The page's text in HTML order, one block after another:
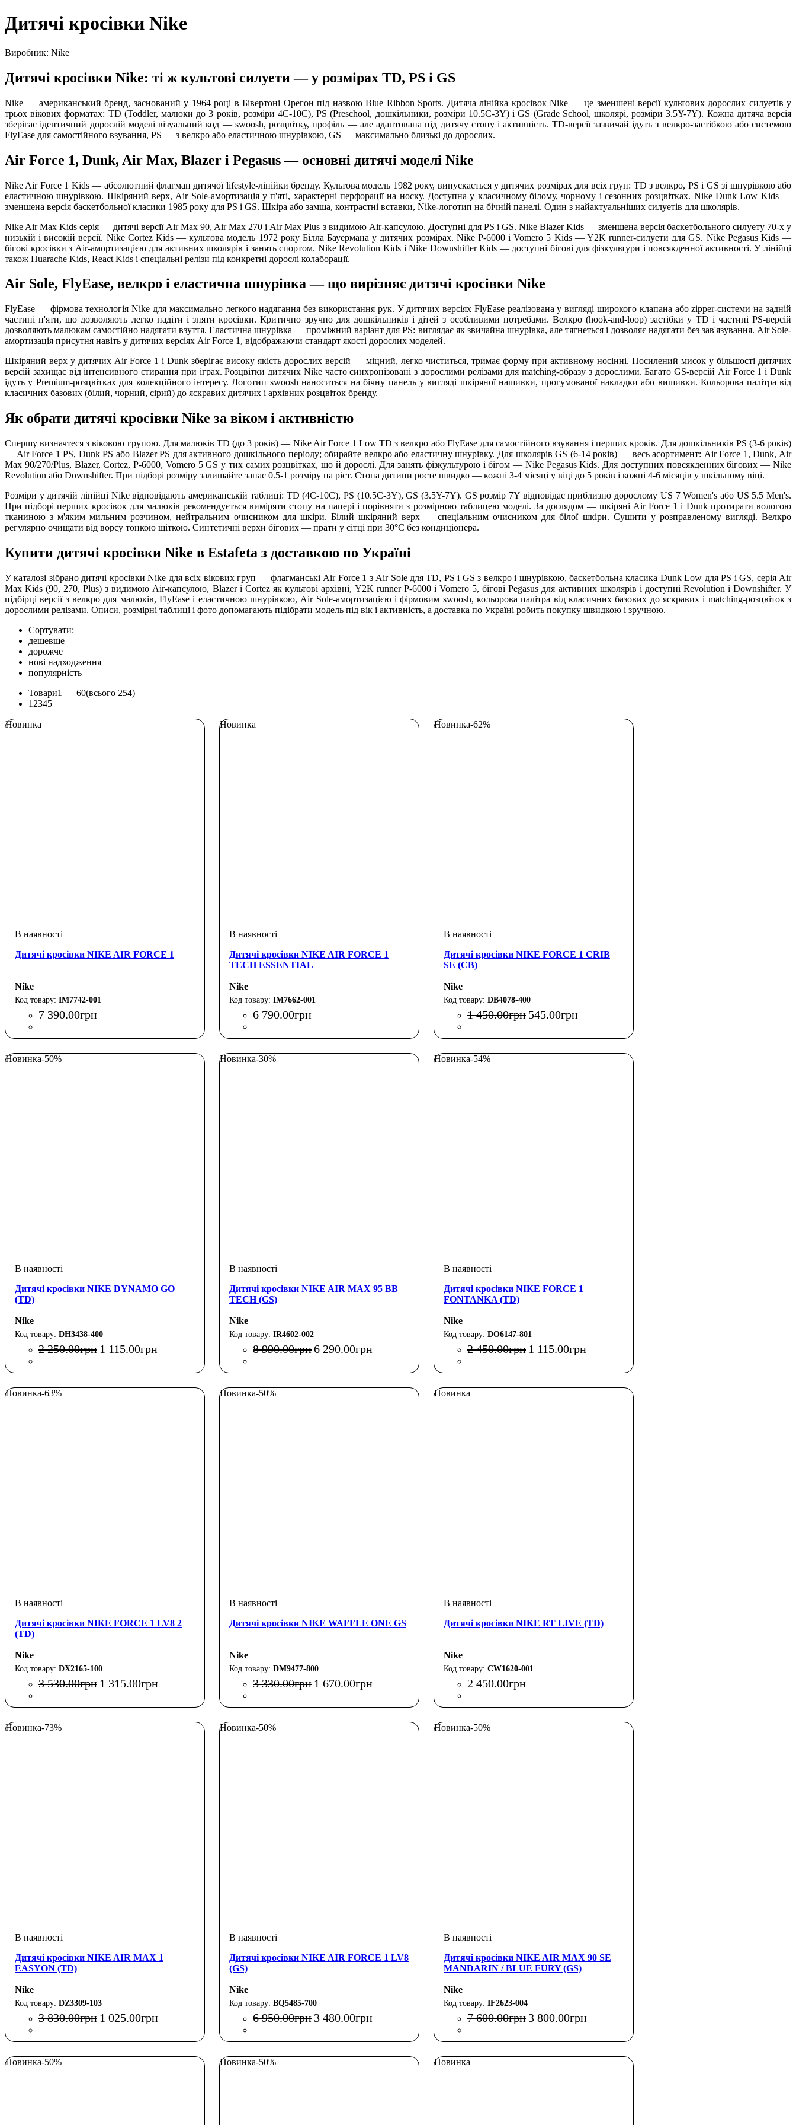
Дитячі кросівки Nike
Виробник: Nike
Дитячі кросівки Nike: ті ж культові силуети — у розмірах TD, PS і GS
Nike — американський бренд, заснований у 1964 році в Бівертоні Орегон під назвою Blue Ribbon Sports. Дитяча лінійка кросівок Nike — це зменшені версії культових дорослих силуетів у
трьох вікових форматах: TD (Toddler, малюки до 3 років, розміри 4C-10C), PS (Preschool, дошкільники, розміри 10.5C-3Y) і GS (Grade School, школярі, розміри 3.5Y-7Y). Кожна дитяча версія
зберігає ідентичний дорослій моделі візуальний код — swoosh, розцвітку, профіль — але адаптована під дитячу стопу і активність. TD-версії зазвичай ідуть з велкро-застібкою або системою
FlyEase для самостійного взування, PS — з велкро або еластичною шнурівкою, GS — максимально близькі до дорослих.
Air Force 1, Dunk, Air Max, Blazer і Pegasus — основні дитячі моделі Nike
Nike Air Force 1 Kids — абсолютний флагман дитячої lifestyle-лінійки бренду. Культова модель 1982 року, випускається у дитячих розмірах для всіх груп: TD з велкро, PS і GS зі шнурівкою або
еластичною шнурівкою. Шкіряний верх, Air Sole-амортизація у п'яті, характерні перфорації на носку. Доступна у класичному білому, чорному і сезонних розцвітках. Nike Dunk Low Kids —
зменшена версія баскетбольної класики 1985 року для PS і GS. Шкіра або замша, контрастні вставки, Nike-логотип на бічній панелі. Один з найактуальніших силуетів для школярів.
Nike Air Max Kids серія — дитячі версії Air Max 90, Air Max 270 і Air Max Plus з видимою Air-капсулою. Доступні для PS і GS. Nike Blazer Kids — зменшена версія баскетбольного силуету 70-х у
низькій і високій версії. Nike Cortez Kids — культова модель 1972 року Білла Бауермана у дитячих розмірах. Nike P-6000 і Vomero 5 Kids — Y2K runner-силуети для GS. Nike Pegasus Kids —
бігові кросівки з Air-амортизацією для активних школярів і занять спортом. Nike Revolution Kids і Nike Downshifter Kids — доступні бігові для фізкультури і повсякденної активності. У лінійці
також Huarache Kids, React Kids і спеціальні релізи під конкретні дорослі колаборації.
Air Sole, FlyEase, велкро і еластична шнурівка — що вирізняє дитячі кросівки Nike
FlyEase — фірмова технологія Nike для максимально легкого надягання без використання рук. У дитячих версіях FlyEase реалізована у вигляді широкого клапана або zipper-системи на задній
частині п'яти, що дозволяють легко надіти і зняти кросівки. Критично зручно для дошкільників і дітей з особливими потребами. Велкро (hook-and-loop) застібки у TD і частині PS-версій
дозволяють малюкам самостійно надягати взуття. Еластична шнурівка — проміжний варіант для PS: виглядає як звичайна шнурівка, але тягнеться і дозволяє надягати без зав'язування. Air Sole-
амортизація присутня навіть у дитячих версіях Air Force 1, відображаючи стандарт якості дорослих моделей.
Шкіряний верх у дитячих Air Force 1 і Dunk зберігає високу якість дорослих версій — міцний, легко чиститься, тримає форму при активному носінні. Посилений мисок у більшості дитячих
версій захищає від інтенсивного стирання при іграх. Розцвітки дитячих Nike часто синхронізовані з дорослими релізами для matching-образу з дорослими. Багато GS-версій Air Force 1 і Dunk
ідуть у Premium-розцвітках для колекційного інтересу. Логотип swoosh наноситься на бічну панель у вигляді шкіряної нашивки, прогумованої накладки або вишивки. Кольорова палітра від
класичних базових (білий, чорний, сірий) до яскравих дитячих і архівних розцвіток бренду.
Як обрати дитячі кросівки Nike за віком і активністю
Спершу визначтеся з віковою групою. Для малюків TD (до 3 років) — Nike Air Force 1 Low TD з велкро або FlyEase для самостійного взування і перших кроків. Для дошкільників PS (3-6 років)
— Air Force 1 PS, Dunk PS або Blazer PS для активного дошкільного періоду; обирайте велкро або еластичну шнурівку. Для школярів GS (6-14 років) — весь асортимент: Air Force 1, Dunk, Air
Max 90/270/Plus, Blazer, Cortez, P-6000, Vomero 5 GS у тих самих розцвітках, що й дорослі. Для занять фізкультурою і бігом — Nike Pegasus Kids. Для доступних повсякденних бігових — Nike
Revolution або Downshifter. При підборі розміру залишайте запас 0.5-1 розміру на ріст. Стопа дитини росте швидко — кожні 3-4 місяці у віці до 5 років і кожні 4-6 місяців у шкільному віці.
Розміри у дитячій лінійці Nike відповідають американській таблиці: TD (4C-10C), PS (10.5C-3Y), GS (3.5Y-7Y). GS розмір 7Y відповідає приблизно дорослому US 7 Women's або US 5.5 Men's.
При підборі перших кросівок для малюків рекомендується виміряти стопу на папері і порівняти з розмірною таблицею моделі. За доглядом — шкіряні Air Force 1 і Dunk протирати вологою
тканиною з м'яким мильним розчином, нейтральним очисником для шкіри. Білий шкіряний верх — спеціальним очисником для білої шкіри. Сушити у розправленому вигляді. Велкро
регулярно очищати від ворсу тонкою щіткою. Синтетичні верхи бігових — прати у сітці при 30°C без кондиціонера.
Купити дитячі кросівки Nike в Estafeta з доставкою по Україні
У каталозі зібрано дитячі кросівки Nike для всіх вікових груп — флагманські Air Force 1 з Air Sole для TD, PS і GS з велкро і шнурівкою, баскетбольна класика Dunk Low для PS і GS, серія Air
Max Kids (90, 270, Plus) з видимою Air-капсулою, Blazer і Cortez як культові архівні, Y2K runner P-6000 і Vomero 5, бігові Pegasus для активних школярів і доступні Revolution і Downshifter. У
підбірці версії з велкро для малюків, FlyEase і еластичною шнурівкою, Air Sole-амортизацією і фірмовим swoosh, кольорова палітра від класичних базових до яскравих і matching-розцвіток з
дорослими релізами. Описи, розмірні таблиці і фото допомагають підібрати модель під вік і активність, а доставка по Україні робить покупку швидкою і зручною.
Сортувати:
дешевше
дорожче
нові надходження
популярність
Товари1 — 60(всього 254)
1 2345
Новинка
Дитячі кросівки NIKE AIR FORCE 1
Nike
IM7742-001
7 390.00грн
Новинка
Дитячі кросівки NIKE AIR FORCE 1
TECH ESSENTIAL
Nike
IM7662-001
6 790.00грн
Новинка-62%
Дитячі кросівки NIKE FORCE 1 CRIB
SE (CB)
Nike
DB4078-400
1 450.00грн 545.00грн
Новинка-50%
Дитячі кросівки NIKE DYNAMO GO
(TD)
Nike
DH3438-400
2 250.00грн 1 115.00грн
Новинка-30%
Дитячі кросівки NIKE AIR MAX 95 BB
TECH (GS)
Nike
IR4602-002
8 990.00грн6 290.00грн
Новинка-54%
Дитячі кросівки NIKE FORCE 1
FONTANKA (TD)
Nike
DO6147-801
2 450.00грн 1 115.00грн
Новинка-63%
Дитячі кросівки NIKE FORCE 1 LV8 2
(TD)
Nike
DX2165-100
3 530.00грн 1 315.00грн
Новинка-50%
Дитячі кросівки NIKE WAFFLE ONE GS
Nike
DM9477-800
3 330.00грн 1 670.00грн
Новинка
Дитячі кросівки NIKE RT LIVE (TD)
Nike
CW1620-001
2 450.00грн
Новинка-73%
Дитячі кросівки NIKE AIR MAX 1
EASYON (TD)
Nike
DZ3309-103
3 830.00грн 1 025.00грн
Новинка-50%
Дитячі кросівки NIKE AIR FORCE 1 LV8
(GS)
Nike
BQ5485-700
6 950.00грн 3 480.00грн
Новинка-50%
Дитячі кросівки NIKE AIR MAX 90 SE
MANDARIN / BLUE FURY (GS)
Nike
IF2623-004
7 600.00грн 3 800.00грн
Новинка-50% Новинка-50% Новинка